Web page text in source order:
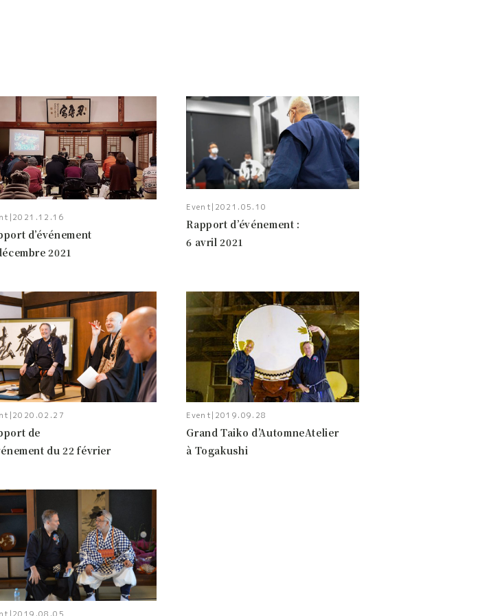
| 2021.12.16
d’événement
2021
Event | 2021.05.10
Rapport d’événement :
6 avril 2021
| 2020.02.27
de
du 22 février
Event | 2019.09.28
Grand Taiko d’AutomneAtelier
à Togakushi
| 2019.08.05